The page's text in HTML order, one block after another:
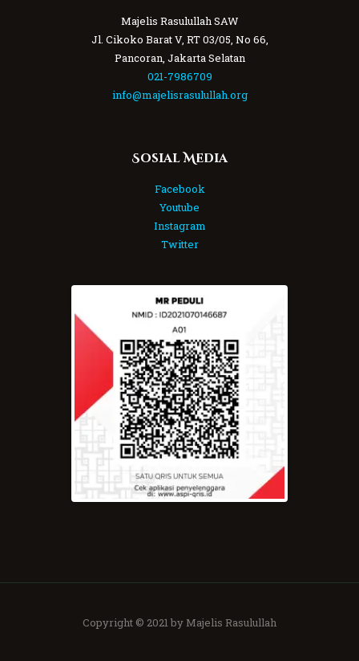
Majelis Rasulullah SAW
Jl. Cikoko Barat V, RT 03/05, No 66,
Pancoran, Jakarta Selatan
021-7986709
info@majelisrasulullah.org
Sosial Media
Facebook
Youtube
Instagram
Twitter
Copyright © 2021 by Majelis Rasulullah